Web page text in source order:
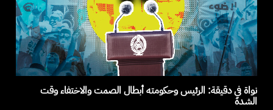
نواة في دقيقة: الرئيس وحكومته أبطال الصمت والاختفاء وقت
الشدة